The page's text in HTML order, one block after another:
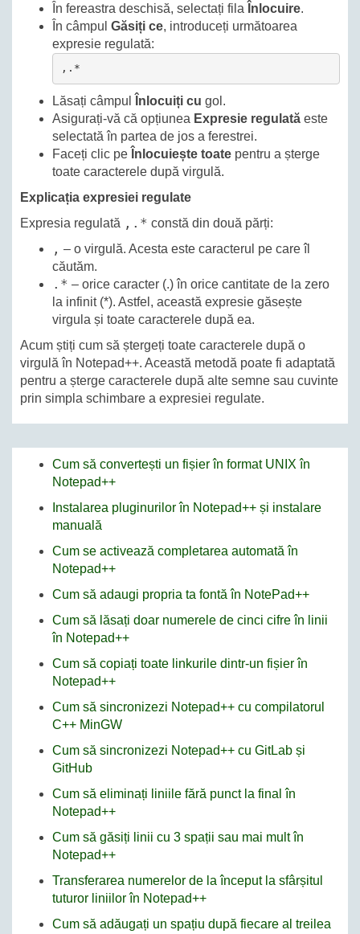
În fereastra deschisă, selectați fila Înlocuire.
În câmpul Găsiți ce, introduceți următoarea
expresie regulată:
,.*
Lăsați câmpul Înlocuiți cu gol.
Asigurați-vă că opțiunea Expresie regulată este
selectată în partea de jos a ferestrei.
Faceți clic pe Înlocuiește toate pentru a șterge
toate caracterele după virgulă.
Explicația expresiei regulate
Expresia regulată ,.* constă din două părți:
, – o virgulă. Acesta este caracterul pe care îl
căutăm.
.* – orice caracter (.) în orice cantitate de la zero
la infinit (*). Astfel, această expresie găsește
virgula și toate caracterele după ea.
Acum știți cum să ștergeți toate caracterele după o
virgulă în Notepad++. Această metodă poate fi adaptată
pentru a șterge caracterele după alte semne sau cuvinte
prin simpla schimbare a expresiei regulate.
Cum să convertești un fișier în format UNIX în
Notepad++
Instalarea pluginurilor în Notepad++ și instalare
manuală
Cum se activează completarea automată în
Notepad++
Cum să adaugi propria ta fontă în NotePad++
Cum să lăsați doar numerele de cinci cifre în linii
în Notepad++
Cum să copiați toate linkurile dintr-un fișier în
Notepad++
Cum să sincronizezi Notepad++ cu compilatorul
C++ MinGW
Cum să sincronizezi Notepad++ cu GitLab și
GitHub
Cum să eliminați liniile fără punct la final în
Notepad++
Cum să găsiți linii cu 3 spații sau mai mult în
Notepad++
Transferarea numerelor de la început la sfârșitul
tuturor liniilor în Notepad++
Cum să adăugați un spațiu după fiecare al treilea